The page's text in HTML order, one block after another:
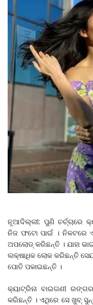
ନୂଆଦିଲ୍ଲୀ: ପୁଣି ଚର୍ଚ୍ଚାରେ
ନିଜ ଫଟୋ ପାଇଁ । ନିକଟରେ
ଅପଲୋଡ୍ କରିଛନ୍ତି । ଯାହା
ଲକ୍ଷାଧିକ ଲୋକ କରିଛନ୍ତି
ପୋତି ପକାଇଛନ୍ତି ।
କ୍ୟାଟ୍ରିନା ବାଇଗଣୀ
କରିଛନ୍ତି । ଏଥିରେ ସେ ଖୁବ୍